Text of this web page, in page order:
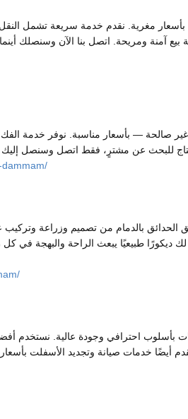
بأسعار مغرية. نقدم خدمة سريعة تشمل
صالحة — بأسعار مناسبة. نوفر خدمة الفك
بالدمام من تصميم وزراعة
طبيعيًا يبعث الراحة والبهجة في
احترافي وجودة عالية. نستخدم
أيضًا خدمات صيانة وتجديد الأسفلت